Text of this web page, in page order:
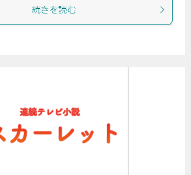
続きを読む